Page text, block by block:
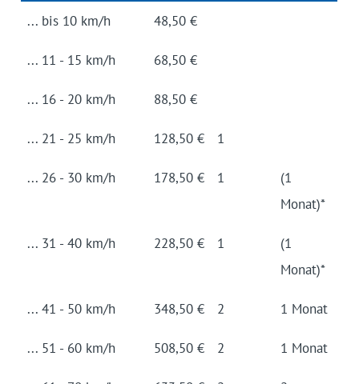
... bis 10 km/h 48,50 €
... 11 - 15 km/h 68,50 €
... 16 - 20 km/h 88,50 €
... 21 - 25 km/h 128,50 € 1
... 26 - 30 km/h 178,50 € 1
(1
Monat)*
... 31 - 40 km/h 228,50 € 1
(1
Monat)*
... 41 - 50 km/h 348,50 € 2 1 Monat
... 51 - 60 km/h 508,50 € 2 1 Monat